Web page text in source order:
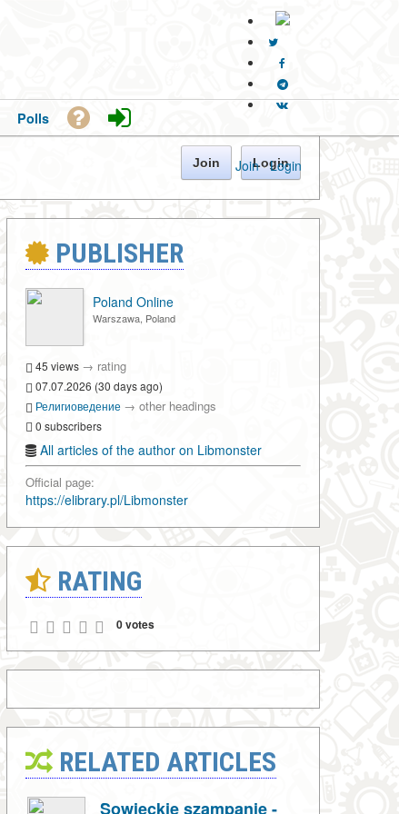
Join · Login
Polls
Join Login
PUBLISHER
Poland Online
Warszawa, Poland
45 views → rating
07.07.2026 (30 days ago)
Религиоведение → other headings
0 subscribers
All articles of the author on Libmonster
Official page:
https://elibrary.pl/Libmonster
RATING
0 votes
RELATED ARTICLES
Sowieckie szampanie -